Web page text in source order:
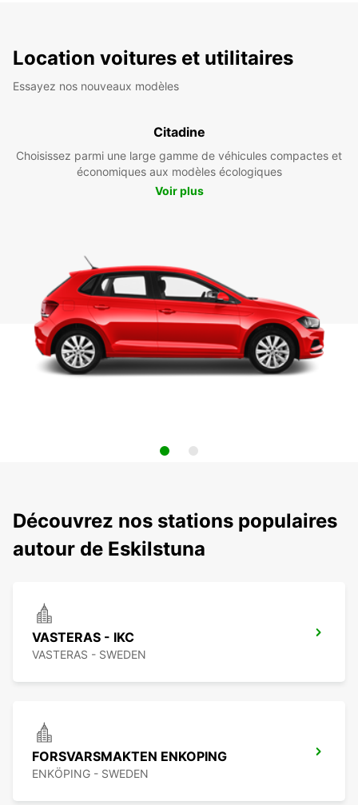
Location voitures et utilitaires
Essayez nos nouveaux modèles
Citadine
Choisissez parmi une large gamme de véhicules compactes et
économiques aux modèles écologiques
Voir plus
Découvrez nos stations populaires
autour de Eskilstuna
VASTERAS - IKC
VASTERAS - SWEDEN
FORSVARSMAKTEN ENKOPING
ENKÖPING - SWEDEN